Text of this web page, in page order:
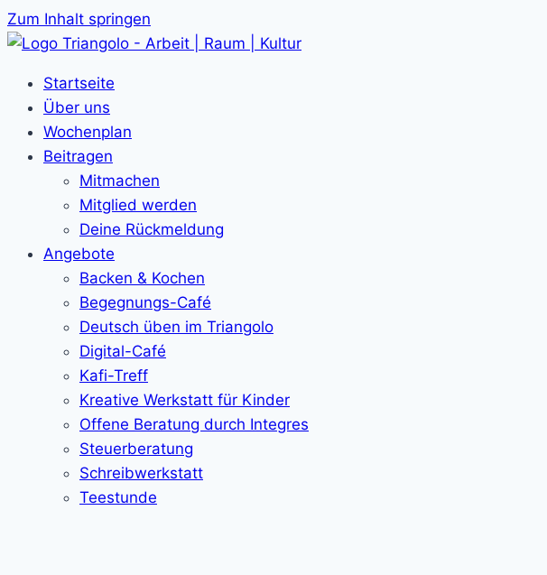
Zum Inhalt springen
Startseite
Über uns
Wochenplan
Beitragen
Mitmachen
Mitglied werden
Deine Rückmeldung
Angebote
Backen & Kochen
Begegnungs-Café
Deutsch üben im Triangolo
Digital-Café
Kafi-Treff
Kreative Werkstatt für Kinder
Offene Beratung durch Integres
Steuerberatung
Schreibwerkstatt
Teestunde